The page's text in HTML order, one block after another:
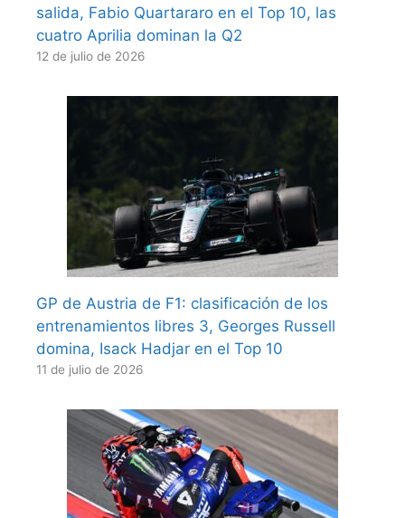
salida, Fabio Quartararo en el Top 10, las
cuatro Aprilia dominan la Q2
12 de julio de 2026
GP de Austria de F1: clasificación de los
entrenamientos libres 3, Georges Russell
domina, Isack Hadjar en el Top 10
11 de julio de 2026